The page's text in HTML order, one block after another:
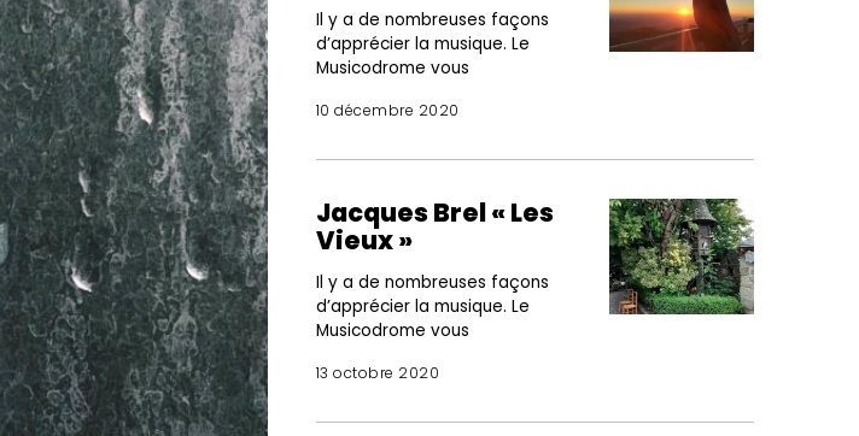
Il y a de nombreuses façons
d’apprécier la musique. Le
Musicodrome vous
10 décembre 2020
Jacques Brel « Les
Vieux »
Il y a de nombreuses façons
d’apprécier la musique. Le
Musicodrome vous
13 octobre 2020